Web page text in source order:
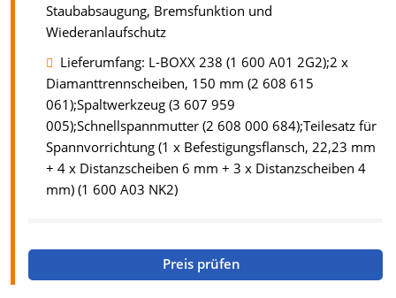
Staubabsaugung, Bremsfunktion und
Wiederanlaufschutz
Lieferumfang: L-BOXX 238 (1 600 A01 2G2);2 x
Diamanttrennscheiben, 150 mm (2 608 615
061);Spaltwerkzeug (3 607 959
005);Schnellspannmutter (2 608 000 684);Teilesatz für
Spannvorrichtung (1 x Befestigungsflansch, 22,23 mm
+ 4 x Distanzscheiben 6 mm + 3 x Distanzscheiben 4
mm) (1 600 A03 NK2)
Preis prüfen